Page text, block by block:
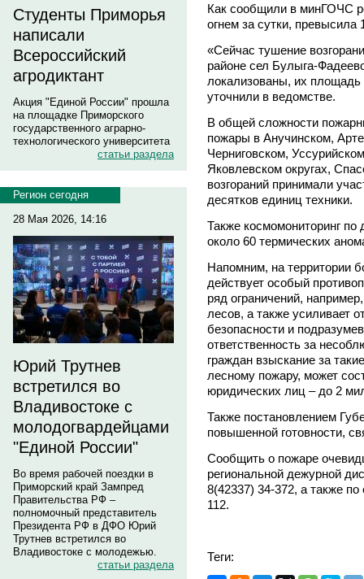
Студенты Приморья
написали
Всероссийский
агродиктант
Акция "Единой России" прошла
на площадке Приморского
государственного аграрно-
технологического университета
статьи раздела
Регион сегодня
28 Мая 2026, 14:16
Юрий Трутнев
встретился во
Владивостоке с
молодогвардейцами
"Единой России"
Во время рабочей поездки в
Приморский край Зампред
Правительства РФ –
полномочный представитель
Президента РФ в ДФО Юрий
Трутнев встретился во
Владивостоке с молодежью.
статьи раздела
Как сообщили в минГОЧС
огнем за сутки, превысила
«Сейчас тушение
районе сел Булыга-
локализованы, их площадь
уточнили в ведомстве.
В общей сложности
пожары в Анучинском,
Черниговском,
Яковлевском округах,
возгораний принимали
десятков единиц техники.
Также космомониторинг
около 60 термических
Напомним, на территории
действует особый
ряд ограничений,
лесов, а также усиливает
безопасности и
ответственность за
граждан взыскание за
лесному пожару, может
юридических лиц – до 2
Также постановлением
повышенной готовности,
Сообщить о пожаре
региональной дежурной
8(42337) 34-372, а также
112.
Теги: